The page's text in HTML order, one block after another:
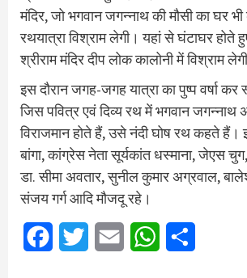
मंदिर, जो भगवान जगन्नाथ की मौसी का घर
रथयात्रा विश्राम लेगी। यहां से घंटाघर होते
श्रीराम मंदिर दीप लोक कालोनी में विश्राम
इस दौरान जगह-जगह यात्रा का पुष्प वर्षा कर
जिस पवित्र एवं दिव्य रथ में भगवान जगन्नाथ
विराजमान होते हैं, उसे नंदी घोष रथ कहते
बांगा, कांग्रेस नेता सूर्यकांत धस्माना, जेएस
डा. सीमा अवतार, सुनील कुमार अग्रवाल,
संजय गर्ग आदि मौजदू रहे।
FacebookTwitter Email WhatsApp